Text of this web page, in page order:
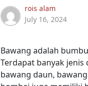
rois alam
July 16, 2024
Bawang adalah
Terdapat banyak
bawang daun,